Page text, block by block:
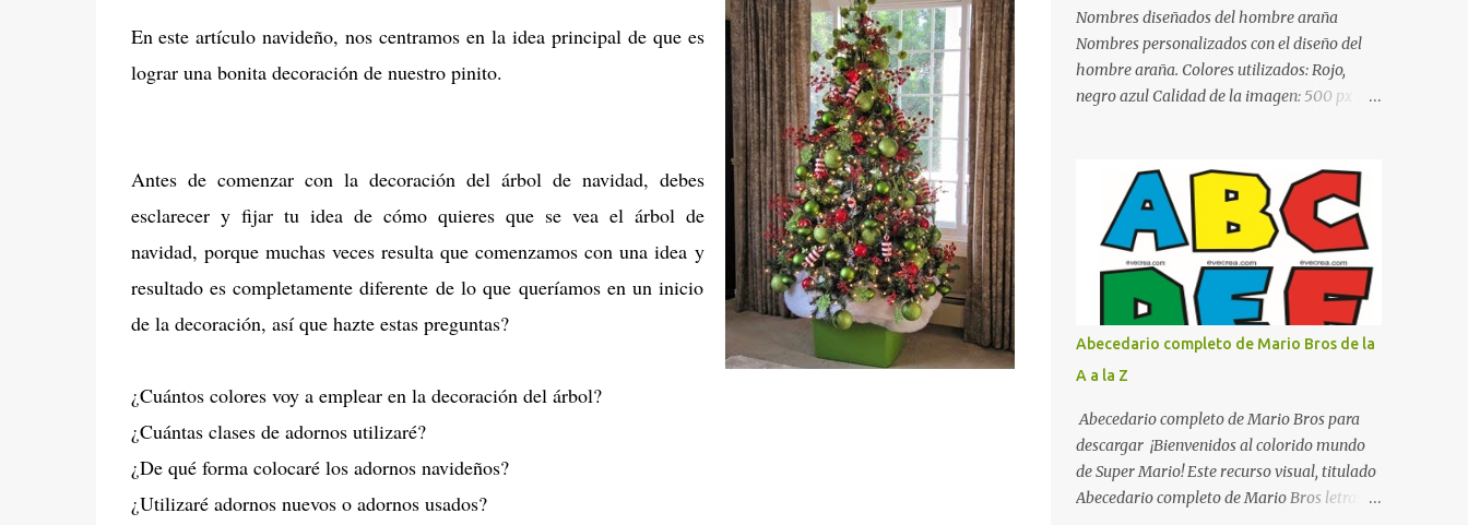
En este artículo navideño, nos centramos en la idea principal de que es
lograr una bonita decoración de nuestro pinito.
Antes de comenzar con la decoración del árbol de navidad, debes
esclarecer y fijar tu idea de cómo quieres que se vea el árbol de
navidad, porque muchas veces resulta que comenzamos con una idea y
resultado es completamente diferente de lo que queríamos en un inicio
de la decoración, así que hazte estas preguntas?
¿Cuántos colores voy a emplear en la decoración del árbol?
¿Cuántas clases de adornos utilizaré?
¿De qué forma colocaré los adornos navideños?
¿Utilizaré adornos nuevos o adornos usados?
ideal para lograr el relax total, es un color
que va con todo y además es color bastante
limpio que te dará esa sensación de calidez.
Los colores terra son excelentes para usar en
color muy relajante y por lo tanto entra en
la lista de colo...
Nombres diseñados del hombre araña
Nombres personalizados con el diseño del
hombre araña. Colores utilizados: Rojo,
negro azul Calidad de la imagen: 500 px Si
comentario y con gusto lo diseñamos.
Nombres con diseños Spiderman Sonic bella
Cartel de feliz cumpleaños de héroes en
pijamas Ideas para decorar el dormitorio
con pósters Cama con diseño de ring de
boxeo Ideas para decoraciones de fiestas
infantiles Cosas bonitas que se pueden hacer
con gomas de coche
Abecedario completo de Mario Bros de la
A a la Z
Abecedario completo de Mario Bros para
descargar ¡Bienvenidos al colorido mundo
de Super Mario! Este recurso visual, titulado
Abecedario completo de Mario Bros letras